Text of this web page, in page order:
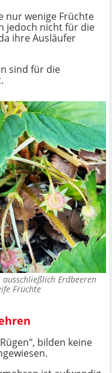
nur wenige Früchte
jedoch nicht für die
ihre Ausläufer
sind für die
Erdbeeren
Früchte
bilden keine